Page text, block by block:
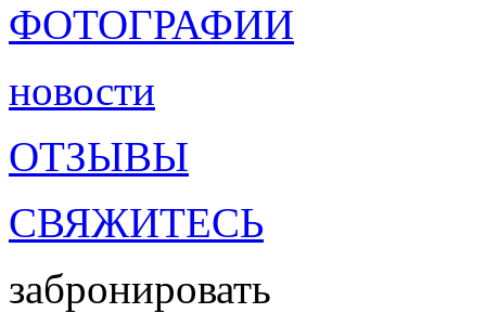
ФОТОГРАФИИ
новости
ОТЗЫВЫ
СВЯЖИТЕСЬ
забронировать